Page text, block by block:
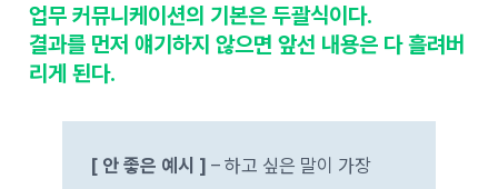
업무 커뮤니케이션의 기본은 두괄식이다.
결과를 먼저 얘기하지 않으면 앞선 내용은 다 흘려버
리게 된다.
[ 안 좋은 예시 ]– 하고 싶은 말이 가장